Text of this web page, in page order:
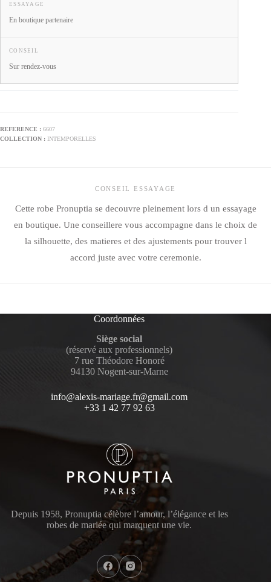
ESSAYAGE
En boutique partenaire
CONSEIL
Sur rendez-vous
6607
INTEMPORELLES
CONSEIL ESSAYAGE
Cette robe Pronuptia se decouvre pleinement lors d un essayage
en boutique. Une conseillere vous accompagne dans le choix de
la silhouette, des matieres et des ajustements pour trouver l
accord juste avec votre ceremonie.
Coordonnées
Siège social
(réservé aux professionnels)
7 rue Théodore Honoré
94130 Nogent-sur-Marne
info@alexis-mariage.fr@gmail.com
+33 1 42 77 92 63
Depuis 1958, Pronuptia célèbre l’amour, l’élégance et les
robes de mariée qui marquent une vie.